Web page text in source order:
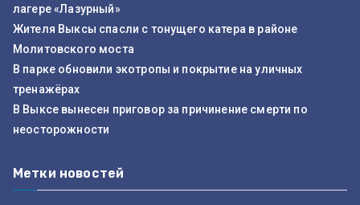
лагере «Лазурный»
Жителя Выксы спасли с тонущего катера в районе
Молитовского моста
В парке обновили экотропы и покрытие на уличных
тренажёрах
В Выксе вынесен приговор за причинение смерти по
неосторожности
Метки новостей